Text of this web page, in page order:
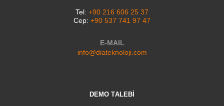
Tel: +90 216 606 25 37
Cep: +90 537 741 97 47
E-MAIL
info@diateknoloji.com
DEMO TALEBİ